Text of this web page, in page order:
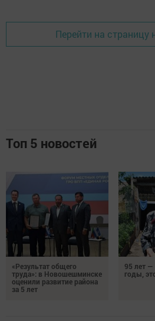
Перейти на страницу
Топ 5 новостей
«Результат общего
труда»: в Новошешминске
оценили развитие района
за 5 лет
95 лет —
годы,